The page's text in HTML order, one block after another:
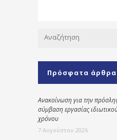
Πρόσφατα άρθρα
Ανακοίνωση για την
σύμβαση εργασίας
χρόνου
7 Αυγούστου 2026